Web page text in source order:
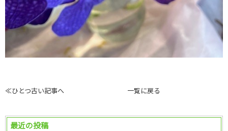
≪ひとつ古い記事へ 一覧に戻る
最近の投稿